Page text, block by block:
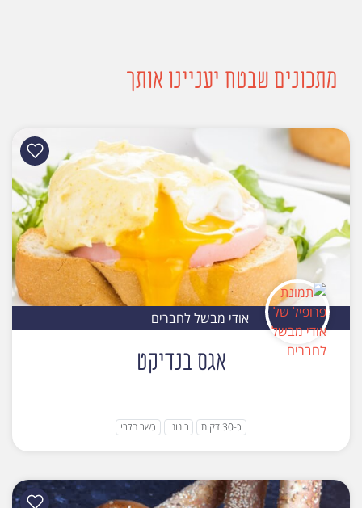
מתכונים שבטח יעניינו אותך
אודי מבשל לחברים
אגס בנדיקט
כ-30 דקות בינוני כשר חלבי